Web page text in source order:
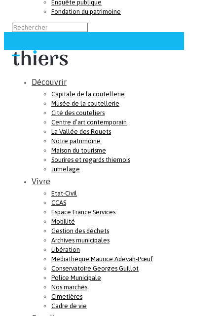
Enquête publique
Fondation du patrimoine
Découvrir
Capitale de la coutellerie
Musée de la coutellerie
Cité des couteliers
Centre d’art contemporain
La Vallée des Rouets
Notre patrimoine
Maison du tourisme
Sourires et regards thiernois
Jumelage
Vivre
Etat-Civil
CCAS
Espace France Services
Mobilité
Gestion des déchets
Archives municipales
Libération
Médiathèque Maurice Adevah-Pœuf
Conservatoire Georges Guillot
Police Municipale
Nos marchés
Cimetières
Cadre de vie